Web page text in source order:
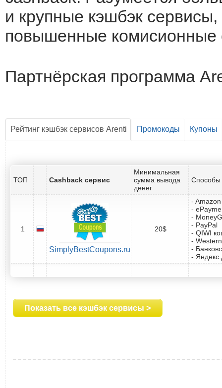
и крупные кэшбэк
повышенные комисионные
Партнёрская программа
Рейтинг кэшбэк сервисов Arenti Промокоды Купоны
ТОП Cashback сервис
Минимальная
сумма вывода
денег
Способы
1
SimplyBestCoupons.ru
20$
-
-
-
- PayPal
- QIWI
-
-
-
Показать все кэшбэк сервисы >